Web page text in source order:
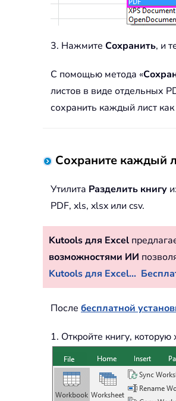
3. Нажмите Сохранить, и
С помощью метода «
листов в виде отдельных
сохранить каждый лист
Сохраните каждый
Утилита Разделить книгу
PDF, xls, xlsx или csv.
Kutools для Excel
возможностями ИИ
Kutools для Excel...
После бесплатной
1. Откройте книгу,